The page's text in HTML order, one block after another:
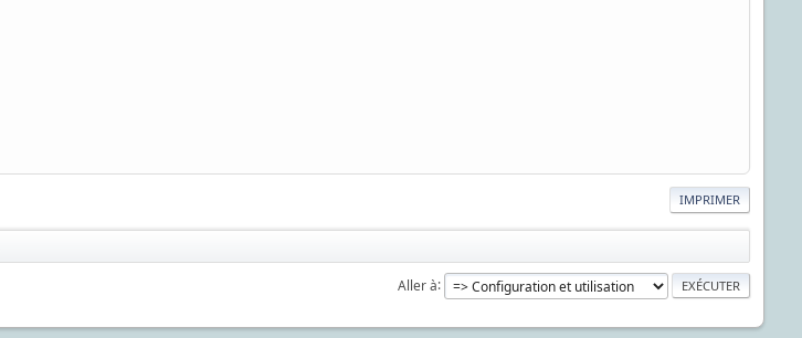
IMPRIMER
Aller à